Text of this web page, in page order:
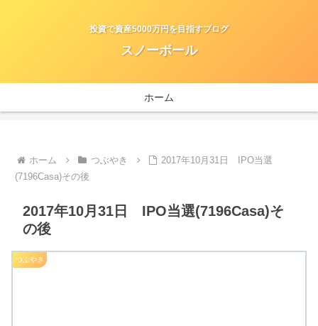
投資で資産5000万円を目指すブログ
スノーボール
ホーム
ホーム つぶやき
2017年10月31日 IPO当選
(7196Casa)その後
2017年10月31日 IPO当選(7196Casa)そ
の後
つぶやき